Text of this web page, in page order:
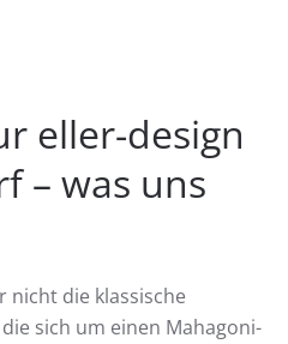
eller-design
– was uns
nicht die klassische
sich um einen Mahagoni-